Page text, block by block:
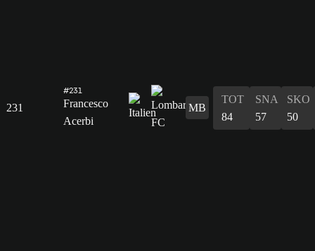
231
#231
Francesco
Acerbi
MB
TOT
84
SNA
57
SKO
50